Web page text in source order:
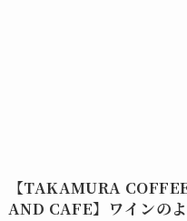
【TAKAMURA
AND CAFE】ワインの